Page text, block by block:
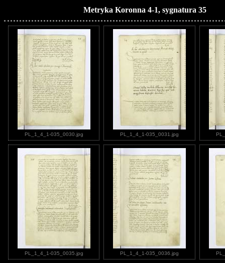
Metryka Koronna 4-1, sygnatura 35
PL_1_4_1-035_0030.jpg PL_1_4_1-035_0031.jpg
PL_1_4_1-035_0035.jpg PL_1_4_1-035_0036.jpg